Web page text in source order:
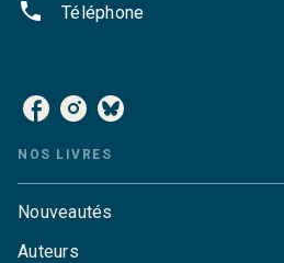
phone Téléphone
NOS LIVRES
Nouveautés
Auteurs